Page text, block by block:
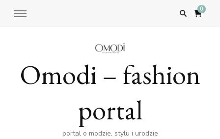
0
Omodi – fashion
portal
portal o modzie, stylu i urodzie